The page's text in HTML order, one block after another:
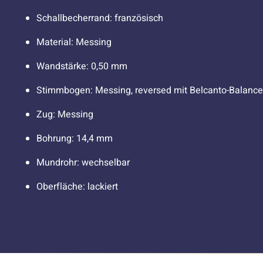
Schallbecherrand: französisch
Material: Messing
Wandstärke: 0,50 mm
Stimmbogen: Messing, reversed mit Belcanto-
Zug: Messing
Bohrung: 14,4 mm
Mundrohr: wechselbar
Oberfläche: lackiert